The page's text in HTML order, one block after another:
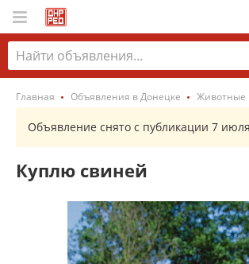
Главная Объявления в Донецке Животные
Объявление снято с публикации 7 июля
Куплю свиней